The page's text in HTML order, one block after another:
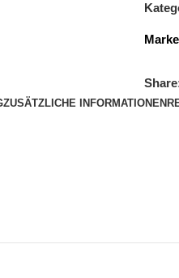
ZUSÄTZLICHE INFORMATIONEN